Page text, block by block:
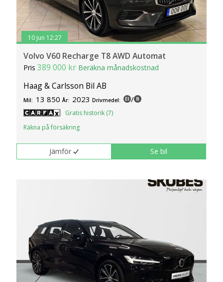
10 jun 12:27
Volvo V60 Recharge T8 AWD Automat
Pris389 000 kr Beräkna månadskostnad
Haag & Carlsson Bil AB
Mil: 13 850 År: 2023 Drivmedel: /
Gratis historik (7)
Räkna på försäkring
Jämför Se bil